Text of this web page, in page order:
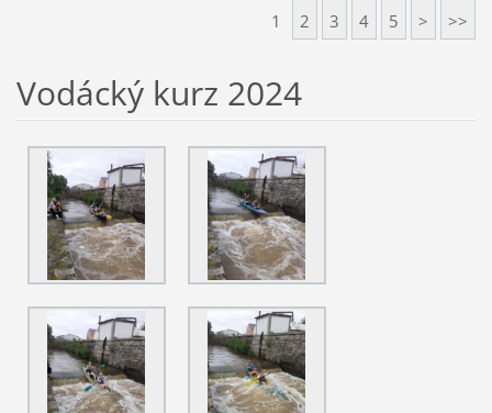
1 2 3 4 5 > >>
Vodácký kurz 2024